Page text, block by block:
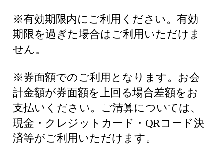
※有効期限内にご利用ください。有効
期限を過ぎた場合はご利用いただけま
せん。
※券面額でのご利用となります。お会
計金額が券面額を上回る場合差額をお
支払いください。ご清算については、
現金・クレジットカード・QRコード決
済等がご利用いただけます。